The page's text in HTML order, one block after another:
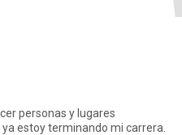
estoy terminando mi carrera.